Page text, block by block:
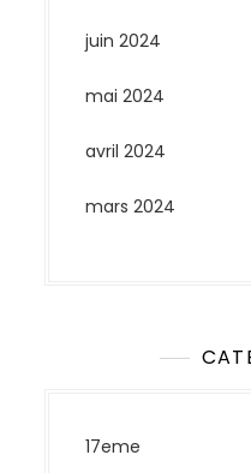
juin 2024
mai 2024
avril 2024
mars 2024
17eme